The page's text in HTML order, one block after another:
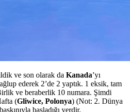
ve son olarak da Kanada’yı
ederek 2’de 2 yaptık. 1 eksik, tam
ve beraberlik 10 numara. Şimdi
(Gliwice, Polonya) (Not: 2. Dünya
başladığı yerdir.